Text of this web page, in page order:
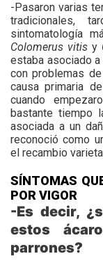
-Pasaron varias
tradicionales,
sintomatología
Colomerus vitis y
estaba asociado
con problemas
causa primaria
cuando
bastante tiempo
asociada a un
reconoció como
el recambio
SÍNTOMAS
POR VIGOR
-Es decir,
estos
parrones?